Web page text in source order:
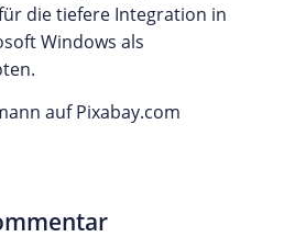
die tiefere Integration in
Windows als
auf Pixabay.com